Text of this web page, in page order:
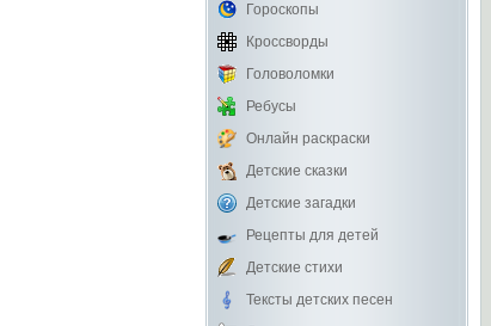
Гороскопы
Кроссворды
Головоломки
Ребусы
Онлайн раскраски
Детские сказки
Детские загадки
Рецепты для детей
Детские стихи
Тексты детских песен